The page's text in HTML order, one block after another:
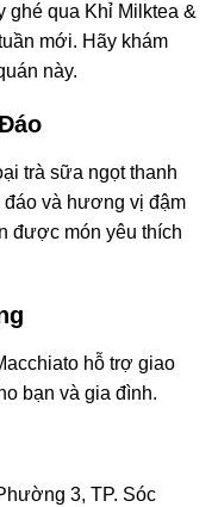
ghé qua Khỉ Milktea &
mới. Hãy khám
này.
trà sữa ngọt thanh
đáo và hương vị đậm
được món yêu thích
hỗ trợ giao
bạn và gia đình.
3, TP. Sóc